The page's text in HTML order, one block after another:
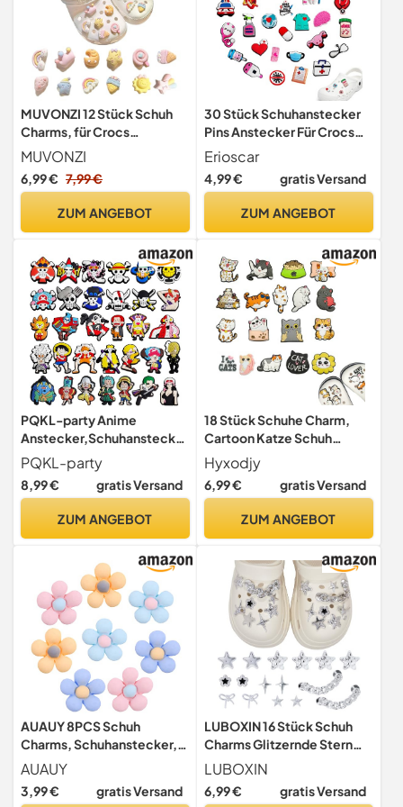
MUVONZI 12 Stück Schuh
Charms, für Crocs
Anstecker Glitzer,
Schuhanhänger, für Charms
Glitzer, für Crocs
Charm für Mädchen Frauen
MUVONZI
6,99 € 7,99 €
ZUM ANGEBOT
30 Stück Schuhanstecker
Pins Anstecker Für Crocs
Jibbitz, Schuh Charms
Krankenschwester Medizin
Schuhanhänger Karikatur
Clogs DIY Dekorationen,
Erioscar
4,99 € gratis Versand
ZUM ANGEBOT
PQKL-party Anime
Anstecker,Schuhanstecker
,32stück Schuhanstecker
Set,Anime Anstecker
Schuhdekoration,Schuh
Dekoration
PQKL-party
8,99 € gratis Versand
ZUM ANGEBOT
18 Stück Schuhe Charm,
Cartoon Katze Schuh
Charms Niedliche Schuh
Dekoration Shoe
Schuhanstecker Crocs
Dekoration für Schuhe DIY
Geschenk
Hyxodjy
6,99 € gratis Versand
ZUM ANGEBOT
AUAUY 8PCS Schuh
Charms, Schuhanstecker,
Krokodil+Blumen
AUAUY
3,99 € gratis Versand
LUBOXIN 16 Stück Schuh
Charms Glitzernde Stern
Schuh Anstecke Set
LUBOXIN
6,99 € gratis Versand